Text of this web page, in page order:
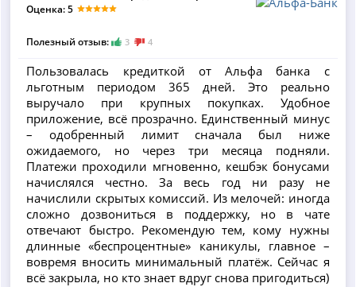
Оценка: 5
Полезный отзыв: 3 4
Пользовалась кредиткой от Альфа банка с
льготным периодом 365 дней. Это реально
выручало при крупных покупках. Удобное
приложение, всё прозрачно. Единственный минус
– одобренный лимит сначала был ниже
ожидаемого, но через три месяца подняли.
Платежи проходили мгновенно, кешбэк бонусами
начислялся честно. За весь год ни разу не
начислили скрытых комиссий. Из мелочей: иногда
сложно дозвониться в поддержку, но в чате
отвечают быстро. Рекомендую тем, кому нужны
длинные «беспроцентные» каникулы, главное –
вовремя вносить минимальный платёж. Сейчас я
всё закрыла, но кто знает вдруг снова пригодиться)